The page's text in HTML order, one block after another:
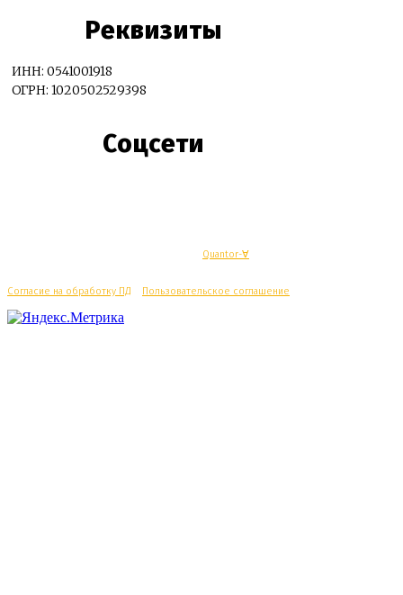
Реквизиты
ИНН: 0541001918
ОГРН: 1020502529398
Соцсети
Quantor-∀
Согласие на обработку ПД Пользовательское соглашение